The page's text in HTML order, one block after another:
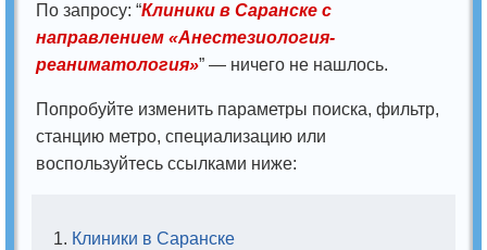
Артрология
Бариатрическая
хирургия
Вегетология
По запросу: “Клиники в Саранске с
направлением «Анестезиология-
реаниматология»” — ничего не нашлось.
Попробуйте изменить параметры поиска, фильтр,
станцию метро, специализацию или
воспользуйтесь ссылками ниже:
Клиники в Саранске